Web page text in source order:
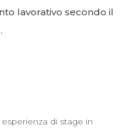
lavorativo secondo il
di stage in